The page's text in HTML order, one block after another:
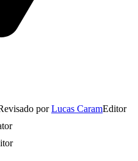
porLucas CaramEditor